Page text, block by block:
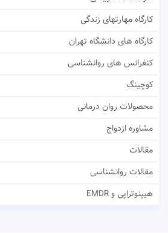
کارگاه مهارتهای زندگی
کارگاه های دانشگاه تهران
کنفرانس های روانشناسی
کوچینگ
محصولات روان درمانی
مشاوره ازدواج
مقالات
مقالات روانشناسی
هیپنوتراپی و EMDR